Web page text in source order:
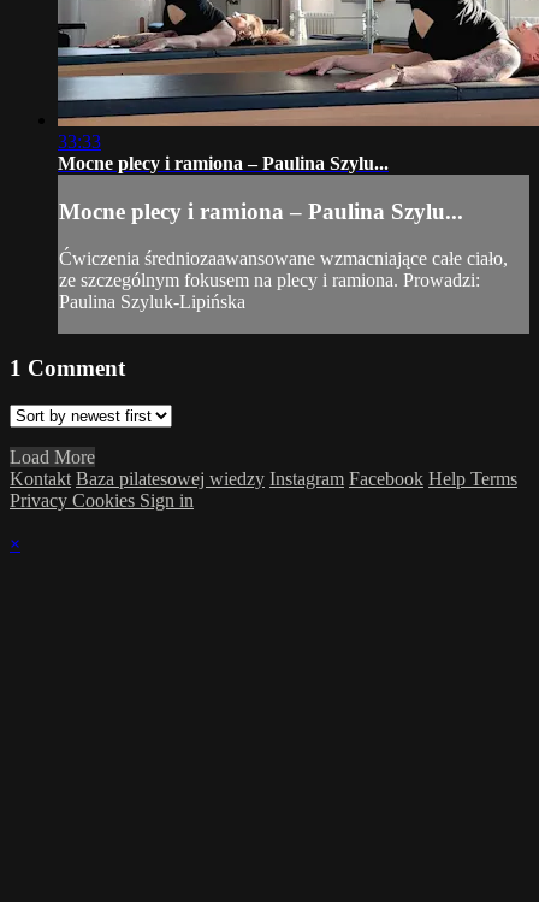
33:33
Mocne plecy i ramiona – Paulina Szylu...
Mocne plecy i ramiona – Paulina Szylu...
Ćwiczenia średniozaawansowane wzmacniające całe ciało,
ze szczególnym fokusem na plecy i ramiona. Prowadzi:
Paulina Szyluk-Lipińska
1 Comment
Load More
Kontakt Baza pilatesowej wiedzy Instagram Facebook Help Terms
Privacy Cookies Sign in
×